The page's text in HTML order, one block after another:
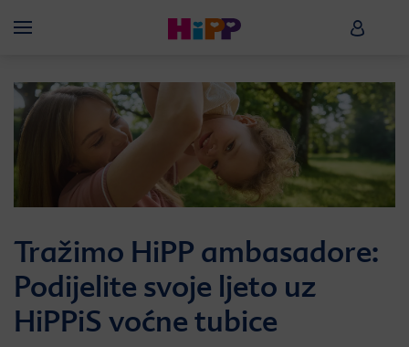
Menü HiPP
Tražimo HiPP ambasadore:
Podijelite svoje ljeto uz
HiPPiS voćne tubice